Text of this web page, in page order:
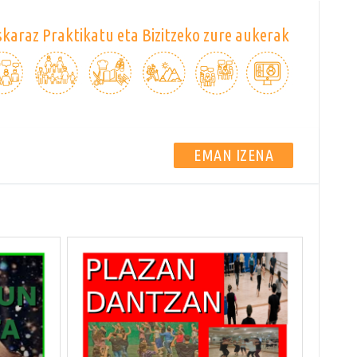
Praktikatu eta Bizitzeko zure aukerak
EMAN IZENA